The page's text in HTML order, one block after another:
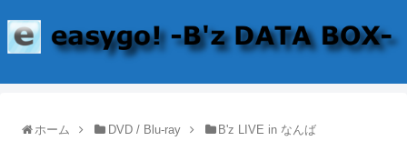
ホーム DVD / Blu-ray B'z LIVE in なんば